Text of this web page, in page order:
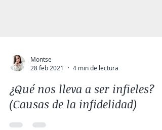
28 feb 2021
4 min de lectura
¿Qué nos lleva a ser infieles?
(Causas de la infidelidad)